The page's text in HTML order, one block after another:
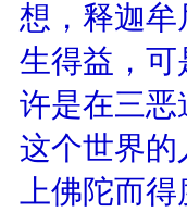
想，释迦
生得益，
许是在三恶
这个世界
上佛陀而